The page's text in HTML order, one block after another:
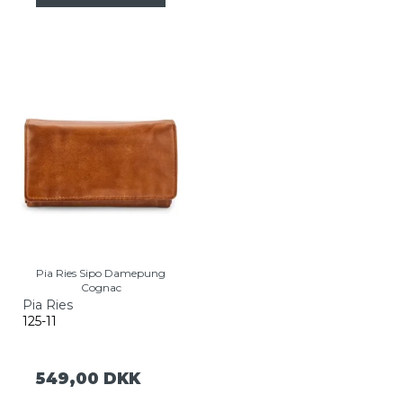
Pia Ries Sipo Damepung
Cognac
Pia Ries
125-11
549,00 DKK